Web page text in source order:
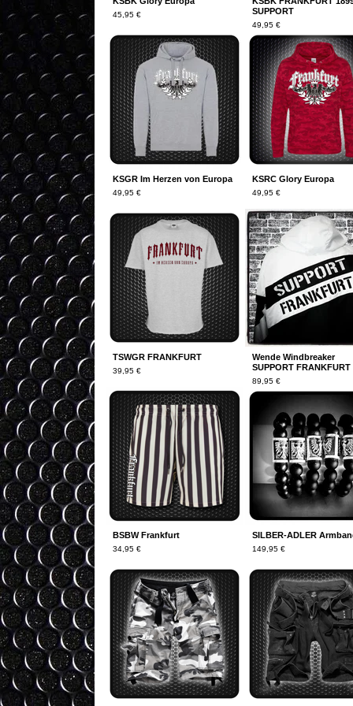
45,95 €
SUPPORT
49,95 €
KSGR Im Herzen von Europa
49,95 €
KSRC Glory Europa
49,95 €
TSWGR FRANKFURT
39,95 €
Wende Windbreaker
SUPPORT FRANKFURT
89,95 €
On Sale
BSBW Frankfurt
34,95 €
SILBER-ADLER
149,95 €